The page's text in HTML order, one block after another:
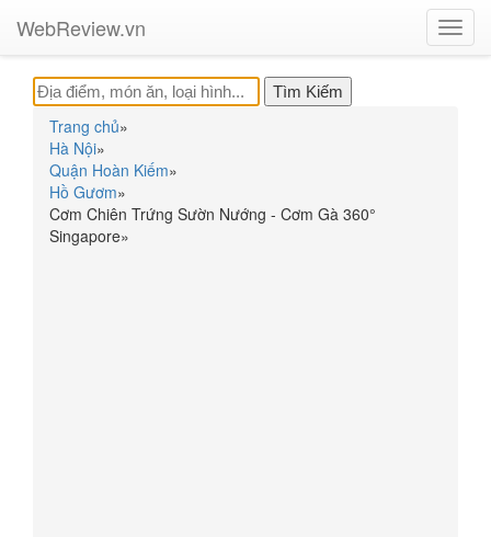
WebReview.vn
Trang chủ»
Hà Nội»
Quận Hoàn Kiếm»
Hồ Gươm»
Cơm Chiên Trứng Sườn Nướng - Cơm Gà 360°
Singapore»